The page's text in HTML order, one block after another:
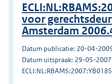
voor
Amsterdam
Datum publicatie: 20-04-
Datum uitspraak: 29-05-2007
ECLI:NL:RBAMS:2007:YB0185